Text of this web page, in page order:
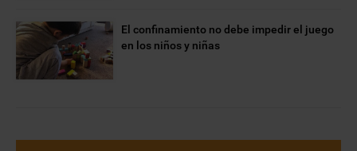
El confinamiento no debe impedir el juego
en los niños y niñas